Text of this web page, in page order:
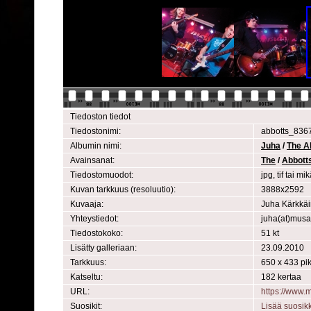
Tiedoston tiedot
Tiedostonimi:
Albumin nimi:
Juha /The
Avainsanat:
The /
Tiedostomuodot:
jpg, tif tai
Kuvan tarkkuus (resoluutio):
3888x2592
Kuvaaja:
Juha
Yhteystiedot:
Tiedostokoko:
51 kt
Lisätty galleriaan:
23.09.2010
Tarkkuus:
650 x 433
Katseltu:
182 kertaa
URL:
https://
Suosikit:
Lisää